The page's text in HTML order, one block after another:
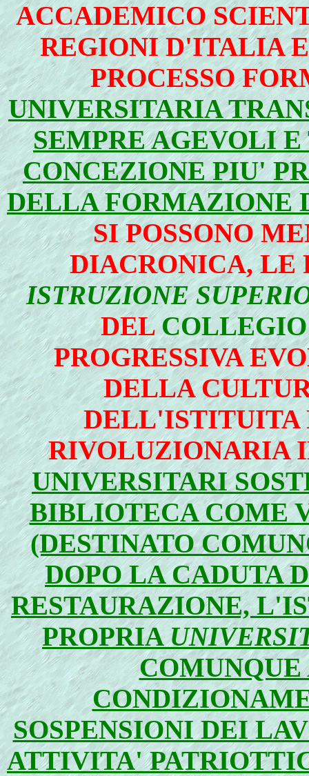
ACCADEMICO
REGIONI D'ITALIA
PROCESSO
UNIVERSITARIA
SEMPRE AGEVOLI
CONCEZIONE PIU'
DELLA FORMAZIONE
SI POSSONO
DIACRONICA, LE
ISTRUZIONE
DEL
PROGRESSIVA
DELLA
DELL'ISTITUITA
RIVOLUZIONARIA
UNIVERSITARI
BIBLIOTECA COME
(DESTINATO
DOPO LA CADUTA
RESTAURAZIONE,
PROPRIA
COMUNQUE
SOSPENSIONI DEI
ATTIVITA'